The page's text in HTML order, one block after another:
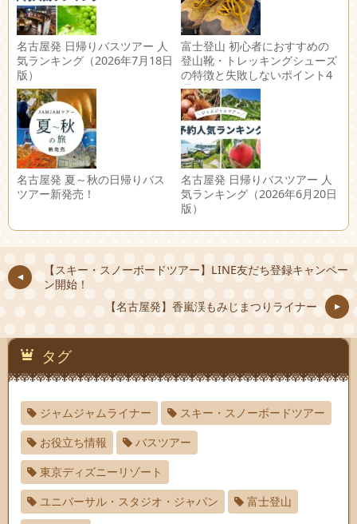
名古屋発 日帰りバスツアー 人
気ランキング（2026年7月18日
版）
富士登山 初心者におすすめの
登山靴・トレッキングシューズ
の特徴と失敗しないポイント4
選
名古屋発 夏～秋の日帰りバス
ツアー新発売！
名古屋発 日帰りバスツアー 人
気ランキング（2026年6月20日
版）
【スキー・スノーボードツアー】LINE友だち登録キャンペー
ン開始！
【名古屋発】香嵐渓もみじまつりライナー
タグ
ジャムジャムライナー
スキー・スノーボードツアー
お役立ち情報
バスツアー
東京ディズニーリゾート
ユニバーサル・スタジオ・ジャパン
富士登山